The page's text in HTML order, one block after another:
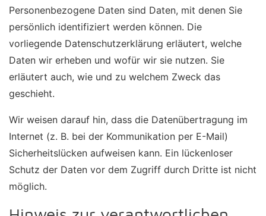
Personenbezogene Daten sind Daten, mit denen Sie
persönlich identifiziert werden können. Die
vorliegende Datenschutzerklärung erläutert, welche
Daten wir erheben und wofür wir sie nutzen. Sie
erläutert auch, wie und zu welchem Zweck das
geschieht.
Wir weisen darauf hin, dass die Datenübertragung im
Internet (z. B. bei der Kommunikation per E-Mail)
Sicherheitslücken aufweisen kann. Ein lückenloser
Schutz der Daten vor dem Zugriff durch Dritte ist nicht
möglich.